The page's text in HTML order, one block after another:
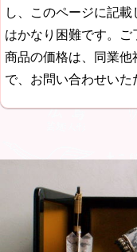
し、このページに記
はかなり困難です。
商品の価格は、同業
で、お問い合わせいた